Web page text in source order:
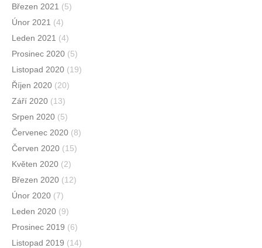
Březen 2021 (5)
Únor 2021 (4)
Leden 2021 (4)
Prosinec 2020 (5)
Listopad 2020 (19)
Říjen 2020 (20)
Září 2020 (13)
Srpen 2020 (5)
Červenec 2020 (8)
Červen 2020 (15)
Květen 2020 (2)
Březen 2020 (12)
Únor 2020 (7)
Leden 2020 (9)
Prosinec 2019 (6)
Listopad 2019 (14)